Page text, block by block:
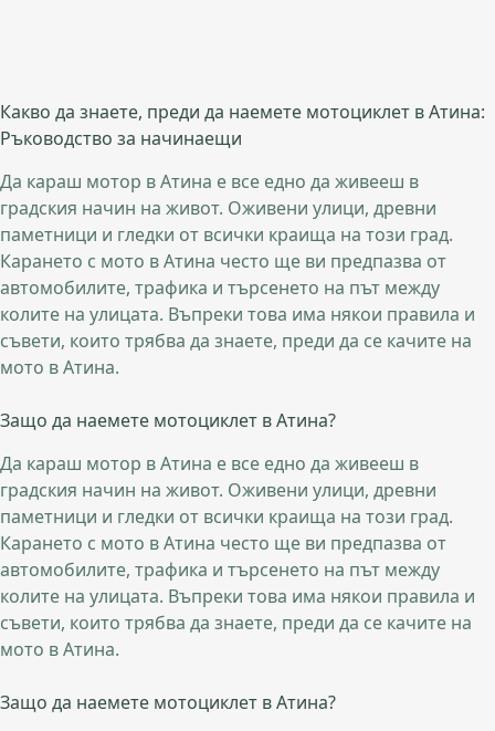
Какво да знаете, преди да наемете мотоциклет в Атина:
Ръководство за начинаещи
Да караш мотор в Атина е все едно да живееш в
градския начин на живот. Оживени улици, древни
паметници и гледки от всички краища на този град.
Карането с мото в Атина често ще ви предпазва от
автомобилите, трафика и търсенето на път между
колите на улицата. Въпреки това има някои правила и
съвети, които трябва да знаете, преди да се качите на
мото в Атина.
Защо да наемете мотоциклет в Атина?
Да караш мотор в Атина е все едно да живееш в
градския начин на живот. Оживени улици, древни
паметници и гледки от всички краища на този град.
Карането с мото в Атина често ще ви предпазва от
автомобилите, трафика и търсенето на път между
колите на улицата. Въпреки това има някои правила и
съвети, които трябва да знаете, преди да се качите на
мото в Атина.
Защо да наемете мотоциклет в Атина?